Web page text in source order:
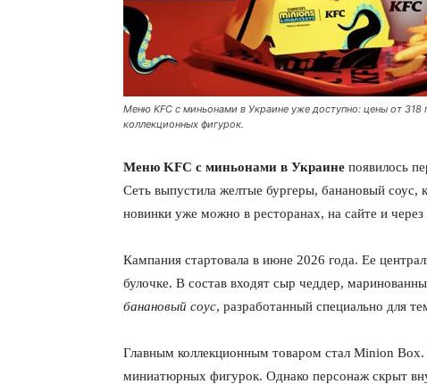
Меню KFC с миньонами в Украине уже доступно: цены от
коллекционных фигурок.
Меню KFC с миньонами в Украине появилось
Сеть выпустила желтые бургеры, банановый
новинки уже можно в ресторанах, на сайте и
Кампания стартовала в июне 2026 года. Ее
булочке. В состав входят сыр чеддер,
банановый соус, разработанный специально для
Главным коллекционным товаром стал Minion
миниатюрных фигурок. Однако персонаж скрыт